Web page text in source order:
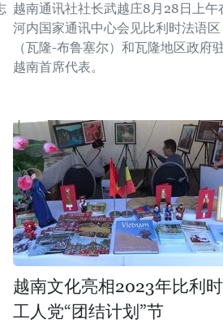
越南通讯社社长武越庄8月28日上午
河内国家通讯中心会见比利时法语区
（瓦隆-布鲁塞尔）和瓦隆地区政府
越南首席代表。
越南文化亮相2023年比利时
工人党“团结计划”节